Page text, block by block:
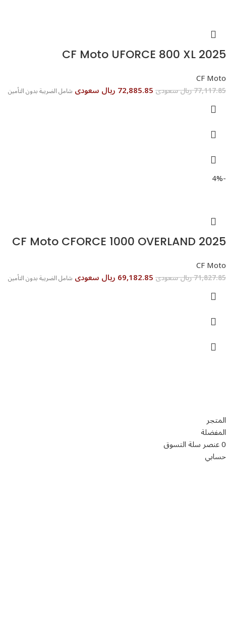
CF Moto UFORCE 800 XL 2025
CF Moto
77,117.85 ريال سعودى 72,885.85 ريال سعودى شامل الضريبة بدون التأمين
-4%
CF Moto CFORCE 1000 OVERLAND 2025
CF Moto
71,827.85 ريال سعودى 69,182.85 ريال سعودى شامل الضريبة بدون التأمين
المتجر
المفضلة
0عنصرسلة التسوق
حسابي